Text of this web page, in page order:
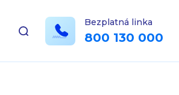
Bezplatná linka
800 130 000